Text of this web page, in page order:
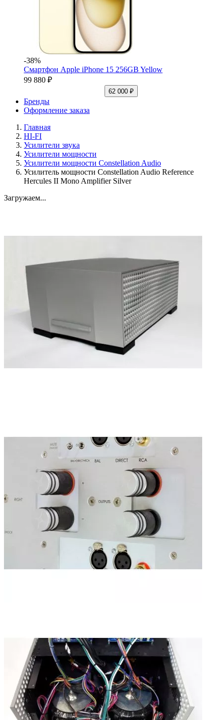
-38%
Смартфон Apple iPhone 15 256GB Yellow
99 880 ₽
62 000 ₽
Бренды
Оформление заказа
Главная
HI-FI
Усилители звука
Усилители мощности
Усилители мощности Constellation Audio
Усилитель мощности Constellation Audio Reference
Hercules II Mono Amplifier Silver
Загружаем...